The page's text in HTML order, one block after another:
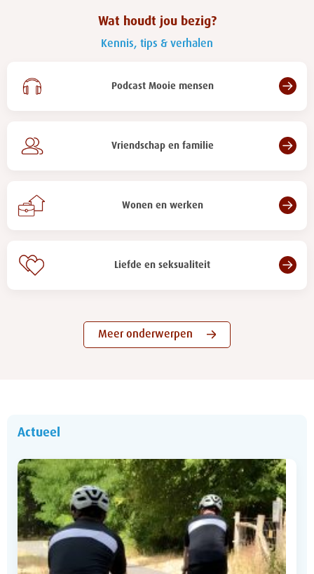
Wat houdt jou bezig?
Kennis, tips & verhalen
Podcast Mooie mensen
Vriendschap en familie
Wonen en werken
Liefde en seksualiteit
Meer onderwerpen
Actueel